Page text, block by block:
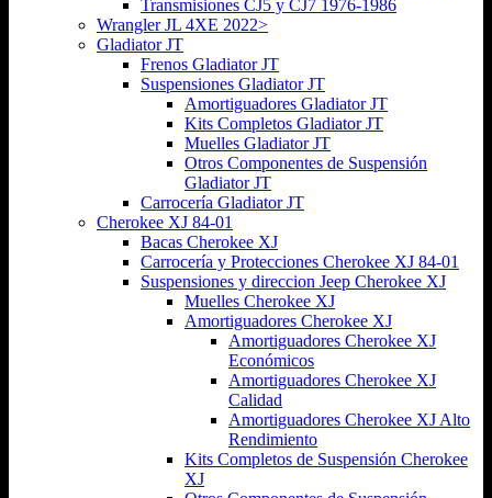
Transmisiones CJ5 y CJ7 1976-1986
Wrangler JL 4XE 2022>
Gladiator JT
Frenos Gladiator JT
Suspensiones Gladiator JT
Amortiguadores Gladiator JT
Kits Completos Gladiator JT
Muelles Gladiator JT
Otros Componentes de Suspensión
Gladiator JT
Carrocería Gladiator JT
Cherokee XJ 84-01
Bacas Cherokee XJ
Carrocería y Protecciones Cherokee XJ 84-01
Suspensiones y direccion Jeep Cherokee XJ
Muelles Cherokee XJ
Amortiguadores Cherokee XJ
Amortiguadores Cherokee XJ
Económicos
Amortiguadores Cherokee XJ
Calidad
Amortiguadores Cherokee XJ Alto
Rendimiento
Kits Completos de Suspensión Cherokee
XJ